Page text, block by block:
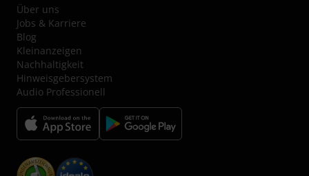
Über uns
Jobs & Karriere
Blog
Kleinanzeigen
Nachhaltigkeit
Hinweisgebersystem
Audio Professionell